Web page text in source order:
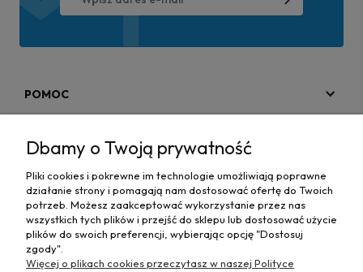
POMOC
MAPA STRONY
INFORMACJE
Dbamy o Twoją prywatność
Pliki cookies i pokrewne im technologie umożliwiają poprawne
działanie strony i pomagają nam dostosować ofertę do Twoich
potrzeb. Możesz zaakceptować wykorzystanie przez nas
wszystkich tych plików i przejść do sklepu lub dostosować użycie
plików do swoich preferencji, wybierając opcję "Dostosuj
zgody".
Więcej o plikach cookies przeczytasz w naszej Polityce